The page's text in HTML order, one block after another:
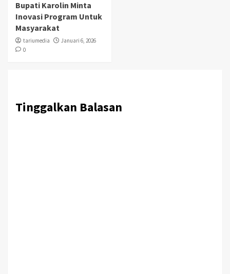
Bupati Karolin Minta
Inovasi Program Untuk
Masyarakat
tariumedia
Januari 6, 2026
0
Tinggalkan Balasan